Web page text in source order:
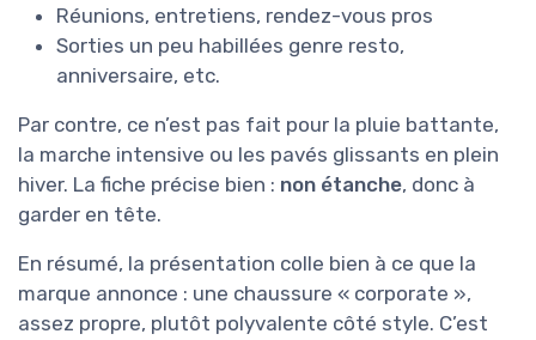
Réunions, entretiens, rendez-vous pros
Sorties un peu habillées genre resto,
anniversaire, etc.
Par contre, ce n’est pas fait pour la pluie battante,
la marche intensive ou les pavés glissants en plein
hiver. La fiche précise bien : non étanche, donc à
garder en tête.
En résumé, la présentation colle bien à ce que la
marque annonce : une chaussure « corporate »,
assez propre, plutôt polyvalente côté style. C’est